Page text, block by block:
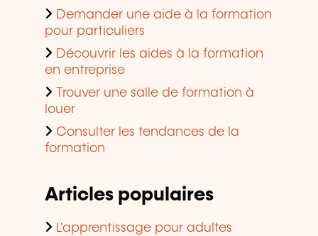
Demander une aide à la formation
pour particuliers
Découvrir les aides à la formation
en entreprise
Trouver une salle de formation à
louer
Consulter les tendances de la
formation
Articles populaires
L'apprentissage pour adultes